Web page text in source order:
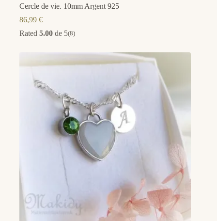
Cercle de vie. 10mm Argent 925
86,99 €
Rated 5.00 de 5(8)